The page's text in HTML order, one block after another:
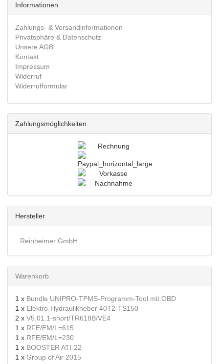
Informationen
Zahlungs- & Versandinformationen
Privatsphäre & Datenschutz
Unsere AGB
Kontakt
Impressum
Widerruf
Widerrufformular
Zahlungsmöglichkeiten
Hersteller
Reinheimer GmbH..
Warenkorb
1 x Bundle UNIPRO-TPMS-Programm-Tool mit OBD
1 x Elektro-Hydraulikheber 40T2-TS150
2 x V5.01.1-short/TR618B/VE4
1 x RFE/EM/L=615
1 x RFE/EM/L=230
1 x BOOSTER ATI-22
1 x Group of Air 2015